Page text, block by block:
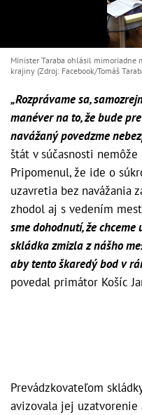
Minister Taraba ohlásil mimoriadne
krajiny (Zdroj: Facebook/Tomáš
„Rozprávame sa,
manéver na to, že bude
navážaný povedzme
štát v súčasnosti
Pripomenul, že ide o
uzavretia bez navážania
zhodol aj s vedením
sme dohodnutí, že
skládka zmizla z nášho
aby tento škaredý bod v
povedal primátor Košíc
Prevádzkovateľom
avizovala jej